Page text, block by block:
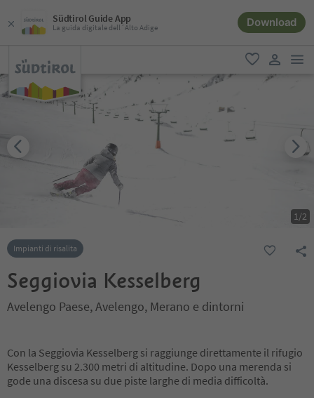
Südtirol Guide App
La guida digitale dell´Alto Adige Download
favoriti
user link
1/2
Impianti di risalita
Seggiovia Kesselberg
Avelengo Paese, Avelengo, Merano e dintorni
Con la Seggiovia Kesselberg si raggiunge direttamente il rifugio
Kesselberg su 2.300 metri di altitudine. Dopo una merenda si
gode una discesa su due piste larghe di media difficoltà.